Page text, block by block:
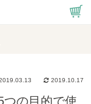
2019.10.17
の目的で使